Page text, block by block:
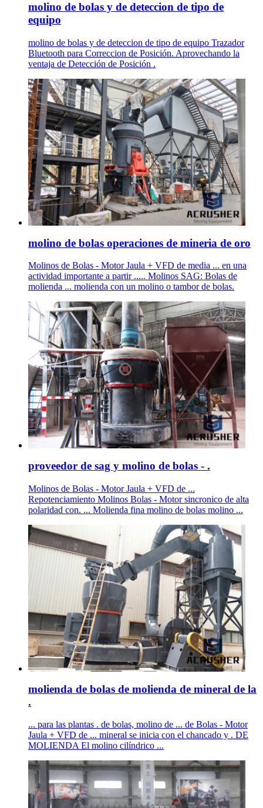
molino de bolas y de deteccion de tipo de
equipo
molino de bolas y de deteccion de tipo de equipo Trazador
Bluetooth para Correccion de Posición. Aprovechando la
ventaja de Detección de Posición .
molino de bolas operaciones de mineria de oro
Molinos de Bolas - Motor Jaula + VFD de media ... en una
actividad importante a partir ..... Molinos SAG: Bolas de
molienda ... molienda con un molino o tambor de bolas.
proveedor de sag y molino de bolas - .
Molinos de Bolas - Motor Jaula + VFD de ...
Repotenciamiento Molinos Bolas - Motor sincronico de alta
polaridad con. ... Molienda fina molino de bolas molino ...
molienda de bolas de molienda de mineral de la
.
... para las plantas . de bolas, molino de ... de Bolas - Motor
Jaula + VFD de ... mineral se inicia con el chancado y . DE
MOLIENDA El molino cilíndrico ...